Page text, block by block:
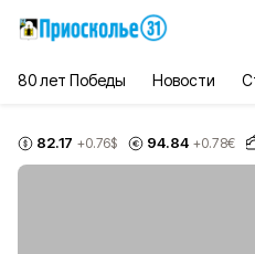
80 лет Победы Новости
82.17 +0.76$ 94.84 +0.78€